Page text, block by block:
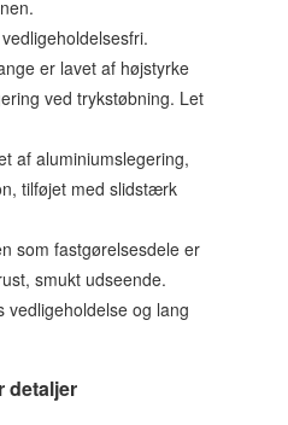
er lavet af højstyrke
ved trykstøbning. Let
af aluminiumslegering,
tilføjet med slidstærk
som fastgørelsesdele er
smukt udseende.
vedligeholdelse og lang
detaljer